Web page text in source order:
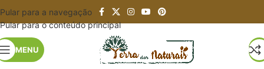
Pular para a navegação
Pular para o conteúdo principal
MENU